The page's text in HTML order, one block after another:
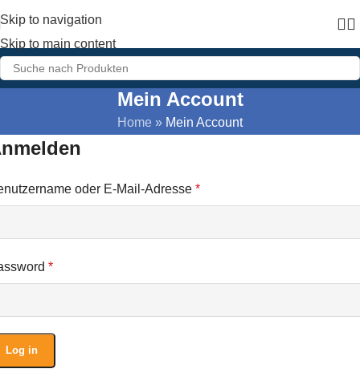
Skip to navigation
Skip to main content
Mein Account
Home » Mein Account
oder E-Mail-Adresse *
*
Log in